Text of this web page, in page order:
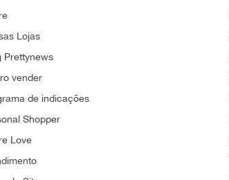
Lojas
Prettynews
vender
de indicações
Shopper
Love